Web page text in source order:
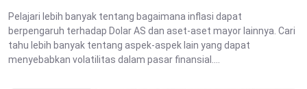
Pelajari lebih banyak tentang bagaimana inflasi dapat
berpengaruh terhadap Dolar AS dan aset-aset mayor lainnya. Cari
tahu lebih banyak tentang aspek-aspek lain yang dapat
menyebabkan volatilitas dalam pasar finansial....